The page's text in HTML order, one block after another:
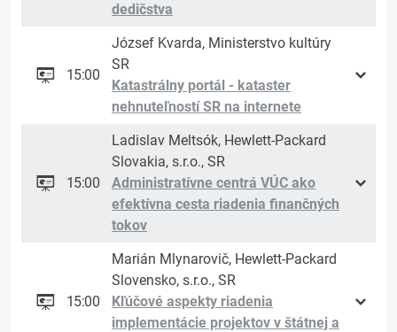
dedičstva
15:00
József Kvarda, Ministerstvo kultúry
SR
Katastrálny portál - kataster
nehnuteľností SR na internete
15:00
Ladislav Meltsók, Hewlett-Packard
Slovakia, s.r.o., SR
Administratívne centrá VÚC ako
efektívna cesta riadenia finančných
tokov
15:00
Marián Mlynarovič, Hewlett-Packard
Slovensko, s.r.o., SR
Kľúčové aspekty riadenia
implementácie projektov v štátnej a